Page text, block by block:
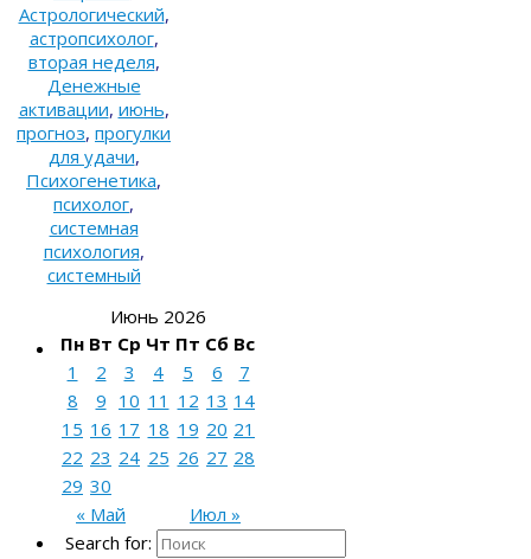
Астрологический,
астропсихолог,
вторая неделя,
Денежные
активации, июнь,
прогноз, прогулки
для удачи,
Психогенетика,
психолог,
системная
психология,
системный
Июнь 2026
Пн Вт Ср Чт Пт Сб Вс
« Май Июл »
1 2 3 4 5 6
7
8
9 10 11 12 13 14
15 16 17 18 19 20 21
22 23 24 25 26 27 28
29 30
Search for: